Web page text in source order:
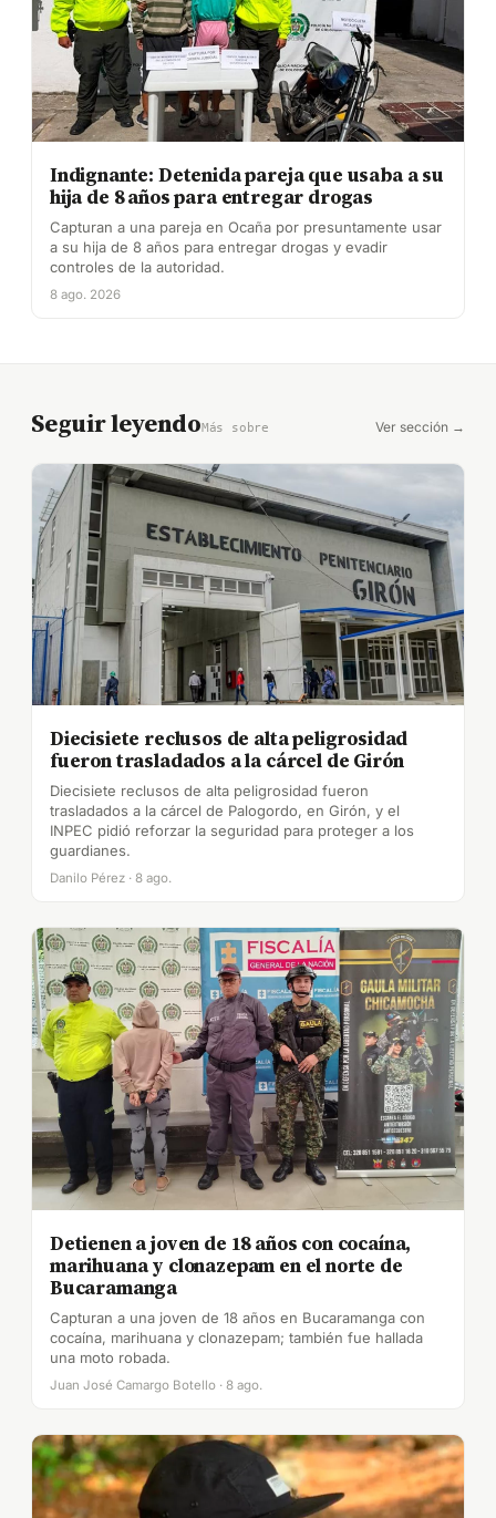
Indignante: Detenida pareja que usaba a su
hija de 8 años para entregar drogas
Capturan a una pareja en Ocaña por presuntamente usar
a su hija de 8 años para entregar drogas y evadir
controles de la autoridad.
8 ago. 2026
Seguir leyendoMás sobre Ver sección →
Diecisiete reclusos de alta peligrosidad
fueron trasladados a la cárcel de Girón
Diecisiete reclusos de alta peligrosidad fueron
trasladados a la cárcel de Palogordo, en Girón, y el
INPEC pidió reforzar la seguridad para proteger a los
guardianes.
Danilo Pérez · 8 ago.
Detienen a joven de 18 años con cocaína,
marihuana y clonazepam en el norte de
Bucaramanga
Capturan a una joven de 18 años en Bucaramanga con
cocaína, marihuana y clonazepam; también fue hallada
una moto robada.
Juan José Camargo Botello · 8 ago.